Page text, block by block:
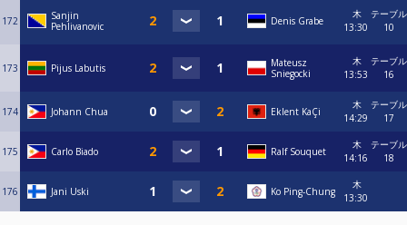
172
Sanjin
Pehlivanovic
Denis Grabe
木
13:30
テーブル
10
173 Pijus Labutis
Mateusz
Sniegocki
木
13:53
テーブル
16
174 Johann Chua Eklent KaÇi
木
14:29
テーブル
17
175 Carlo Biado Ralf Souquet
木
14:16
テーブル
18
176 Jani Uski Ko Ping-Chung
木
13:30